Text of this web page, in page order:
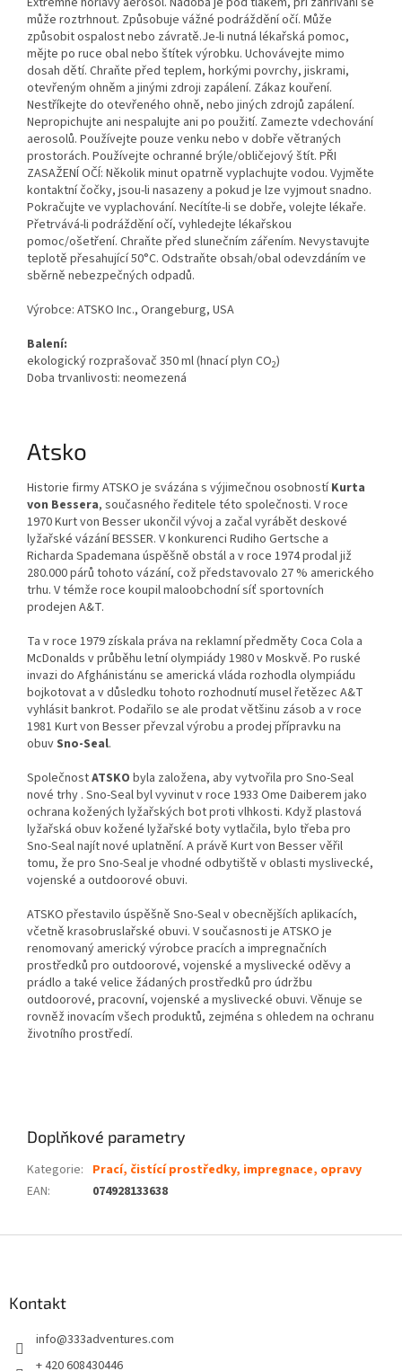
může roztrhnout. Způsobuje vážné podráždění očí. Může
způsobit ospalost nebo závratě.Je-li nutná lékařská pomoc,
mějte po ruce obal nebo štítek výrobku. Uchovávejte mimo
dosah dětí. Chraňte před teplem, horkými povrchy, jiskrami,
otevřeným ohněm a jinými zdroji zapálení. Zákaz kouření.
Nestříkejte do otevřeného ohně, nebo jiných zdrojů zapálení.
Nepropichujte ani nespalujte ani po použití. Zamezte vdechování
aerosolů. Používejte pouze venku nebo v dobře větraných
prostorách. Používejte ochranné brýle/obličejový štít. PŘI
ZASAŽENÍ OČÍ: Několik minut opatrně vyplachujte vodou. Vyjměte
kontaktní čočky, jsou-li nasazeny a pokud je lze vyjmout snadno.
Pokračujte ve vyplachování. Necítíte-li se dobře, volejte lékaře.
Přetrvává-li podráždění očí, vyhledejte lékařskou
pomoc/ošetření. Chraňte před slunečním zářením. Nevystavujte
teplotě přesahující 50°C. Odstraňte obsah/obal odevzdáním ve
sběrně nebezpečných odpadů.
Výrobce: ATSKO Inc., Orangeburg, USA
Balení:
ekologický rozprašovač 350 ml (hnací plyn CO2)
Doba trvanlivosti: neomezená
Atsko
Historie firmy ATSKO je svázána s výjimečnou osobností Kurta
von Bessera, současného ředitele této společnosti. V roce
1970 Kurt von Besser ukončil vývoj a začal vyrábět deskové
lyžařské vázání BESSER. V konkurenci Rudiho Gertsche a
Richarda Spademana úspěšně obstál a v roce 1974 prodal již
280.000 párů tohoto vázání, což představovalo 27 % amerického
trhu. V témže roce koupil maloobchodní síť sportovních
prodejen A&T.
Ta v roce 1979 získala práva na reklamní předměty Coca Cola a
McDonalds v průběhu letní olympiády 1980 v Moskvě. Po ruské
invazi do Afghánistánu se americká vláda rozhodla olympiádu
bojkotovat a v důsledku tohoto rozhodnutí musel řetězec A&T
vyhlásit bankrot. Podařilo se ale prodat většinu zásob a v roce
1981 Kurt von Besser převzal výrobu a prodej přípravku na
obuvSno-Seal.
SpolečnostATSKO byla založena, aby vytvořila pro Sno-Seal
nové trhy . Sno-Seal byl vyvinut v roce 1933 Ome Daiberem jako
ochrana kožených lyžařských bot proti vlhkosti. Když plastová
lyžařská obuv kožené lyžařské boty vytlačila, bylo třeba pro
Sno-Seal najít nové uplatnění. A právě Kurt von Besser věřil
tomu, že pro Sno-Seal je vhodné odbytiště v oblasti myslivecké,
vojenské a outdoorové obuvi.
ATSKO přestavilo úspěšně Sno-Seal v obecnějších aplikacích,
včetně krasobruslařské obuvi. V současnosti je ATSKO je
renomovaný americký výrobce pracích a impregnačních
prostředků pro outdoorové, vojenské a myslivecké oděvy a
prádlo a také velice žádaných prostředků pro údržbu
outdoorové, pracovní, vojenské a myslivecké obuvi. Věnuje se
rovněž inovacím všech produktů, zejména s ohledem na ochranu
životního prostředí.
Doplňkové parametry
Kategorie: Prací, čistící prostředky, impregnace, opravy
EAN: 074928133638
Kontakt
info@333adventures.com
+ 420 608430446